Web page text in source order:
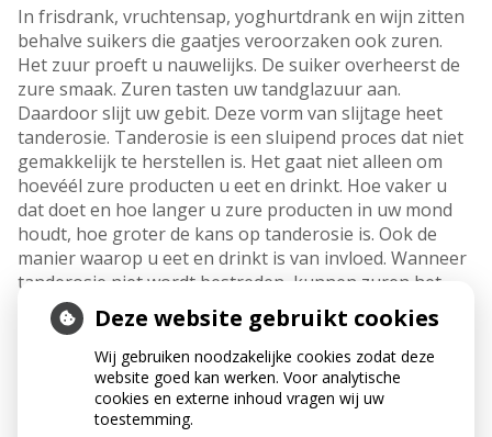
In frisdrank, vruchtensap, yoghurtdrank en wijn zitten
behalve suikers die gaatjes veroorzaken ook zuren.
Het zuur proeft u nauwelijks. De suiker overheerst de
zure smaak. Zuren tasten uw tandglazuur aan.
Daardoor slijt uw gebit. Deze vorm van slijtage heet
tanderosie. Tanderosie is een sluipend proces dat niet
gemakkelijk te herstellen is. Het gaat niet alleen om
hoevéél zure producten u eet en drinkt. Hoe vaker u
dat doet en hoe langer u zure producten in uw mond
houdt, hoe groter de kans op tanderosie is. Ook de
manier waarop u eet en drinkt is van invloed. Wanneer
tanderosie niet wordt bestreden, kunnen zuren het
tandglazuur en vervolgens zelfs het blootliggende
tandbeen oplossen. Water, koffie en gewone thee
zonder suiker zijn niet schadelijk voor uw gebit.
Deze website gebruikt cookies
Wij gebruiken noodzakelijke cookies zodat deze
website goed kan werken. Voor analytische
cookies en externe inhoud vragen wij uw
toestemming.